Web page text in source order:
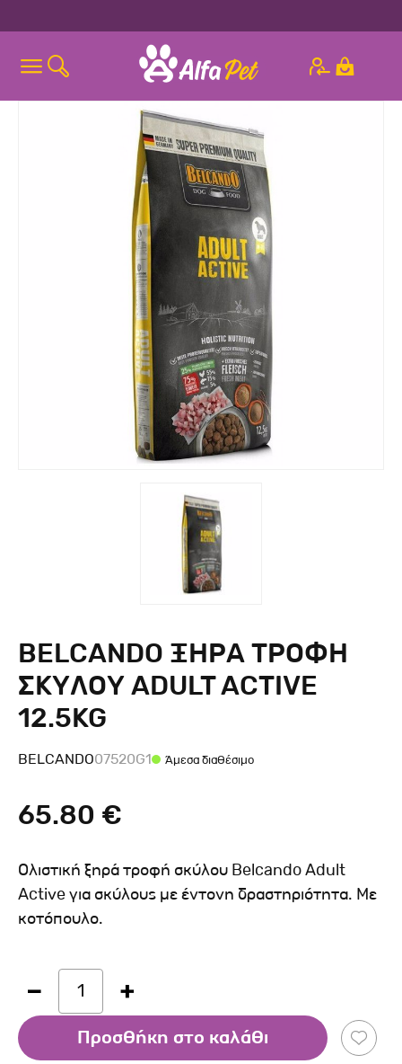
BELCANDO ΞΗΡΑ ΤΡΟΦΗ
ΣΚΥΛΟΥ ADULT ACTIVE
12.5KG
BELCANDO07520G1 Άμεσα διαθέσιμο
65.80 €
Ολιστική ξηρά τροφή σκύλου Belcando Adult
Active για σκύλους με έντονη δραστηριότητα. Με
κοτόπουλο.
1
Προσθήκη στο καλάθι